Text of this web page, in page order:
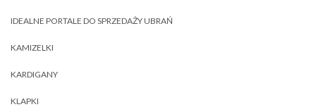
IDEALNE PORTALE DO SPRZEDAŻY UBRAŃ
KAMIZELKI
KARDIGANY
KLAPKI